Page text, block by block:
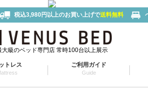
税込3,980円以上のお買い上げで送料無料
大級のベッド専門店 常時100台以上展示
トレス ご利用ガイド
Guide